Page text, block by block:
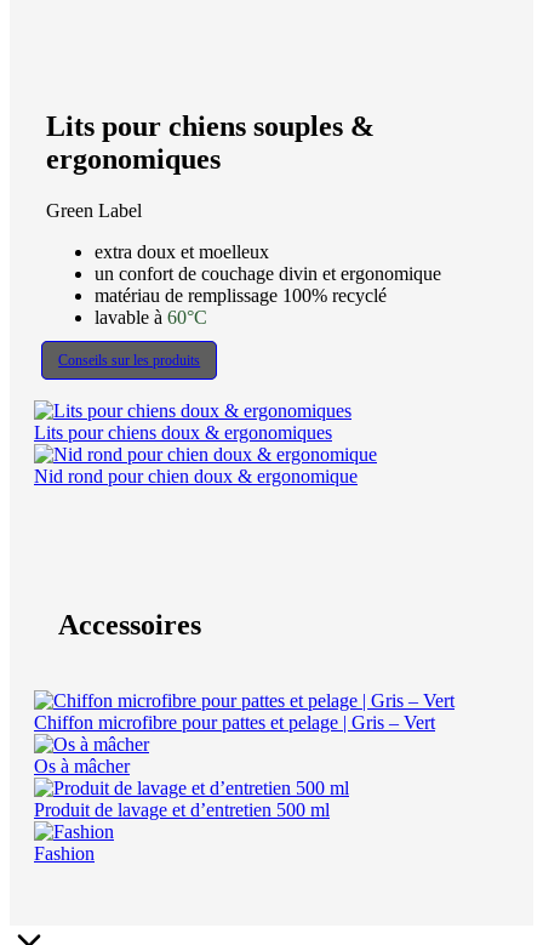
Lits pour chiens souples &
ergonomiques
Green Label
extra doux et moelleux
un confort de couchage divin et ergonomique
matériau de remplissage 100% recyclé
lavable à 60°C
Conseils sur les produits
Lits pour chiens doux & ergonomiques
Nid rond pour chien doux & ergonomique
Accessoires
Chiffon microfibre pour pattes et pelage | Gris – Vert
Os à mâcher
Produit de lavage et d’entretien 500 ml
Fashion